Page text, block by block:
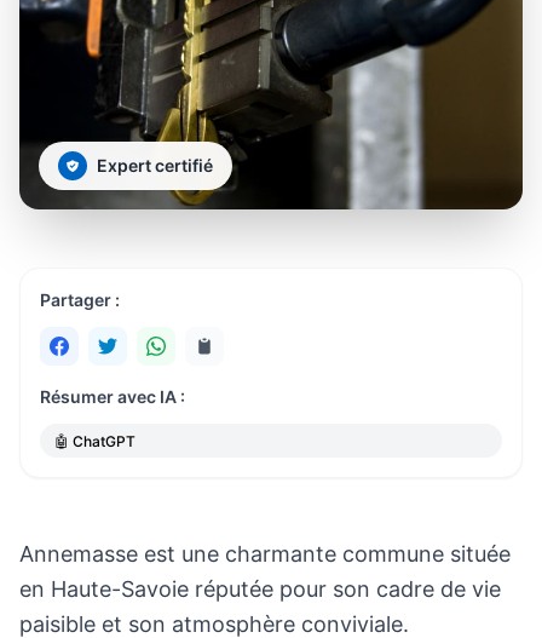
Expert certifié
Partager :
Résumer avec IA :
🤖 ChatGPT
Annemasse est une charmante commune située
en Haute-Savoie réputée pour son cadre de vie
paisible et son atmosphère conviviale.